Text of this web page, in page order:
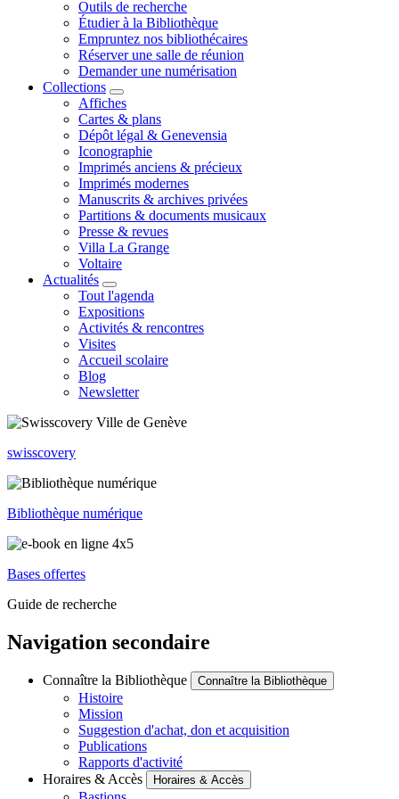
Outils de recherche
Étudier à la Bibliothèque
Empruntez nos bibliothécaires
Réserver une salle de réunion
Demander une numérisation
Collections
Affiches
Cartes & plans
Dépôt légal & Genevensia
Iconographie
Imprimés anciens & précieux
Imprimés modernes
Manuscrits & archives privées
Partitions & documents musicaux
Presse & revues
Villa La Grange
Voltaire
Actualités
Tout l'agenda
Expositions
Activités & rencontres
Visites
Accueil scolaire
Blog
Newsletter
swisscovery
Bibliothèque numérique
Bases offertes
Guide de recherche
Navigation secondaire
Connaître la Bibliothèque Connaître la Bibliothèque
Histoire
Mission
Suggestion d'achat, don et acquisition
Publications
Rapports d'activité
Horaires & Accès
Horaires & Accès